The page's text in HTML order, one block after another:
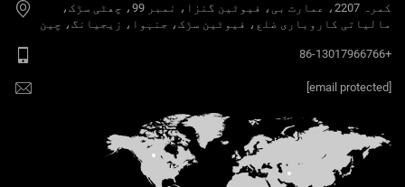
کمرہ 2207، عمارت بی، فیوٹین گنزا، نمبر 99، چھٹی سڑک،
مالیاتی کاروباری ضلع، فیوٹین سڑک، جنہوا، زیجیانگ، چین
+86-13017966766